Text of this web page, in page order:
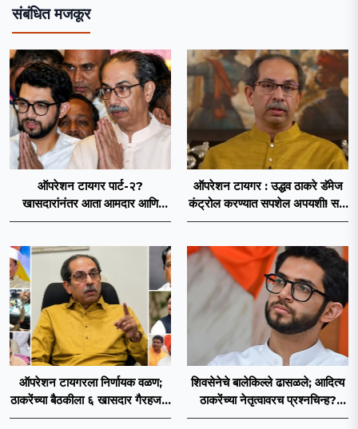
संबंधित मजकूर
ऑपरेशन टायगर पार्ट-२?
खासदारांनंतर आता आमदार आणि
नगरसेवकही शिंदेंच्या वाटेवर?
ऑपरेशन टायगर : उद्धव ठाकरे डॅमेज
कंट्रोल करण्यात सपशेल अपयशी! सहा
खासदारांनंतर आमदारांसह नगरसेवकही
ऑपरेशन टायगरला निर्णायक वळण;
ठाकरेंच्या बैठकीला ६ खासदार गैरहजर,
थेट शिंदे सेनेत विलीन होण्याचा
शिवसेनेचे बालेकिल्ले ढासळले; आदित्य
ठाकरेंच्या नेतृत्वावरच प्रश्नचिन्ह?
ठाकरे ब्रँड नेमका कुठे चुकला?